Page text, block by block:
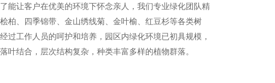
能让客户在优美的环境下怀念亲人，我们专业绿化团队精
柏、四季锦带、金山绣线菊、金叶榆、红豆杉等各类树
过工作人员的呵护和培养，园区内绿化环境已初具规模，
叶结合，层次结构复杂，种类丰富多样的植物群落。